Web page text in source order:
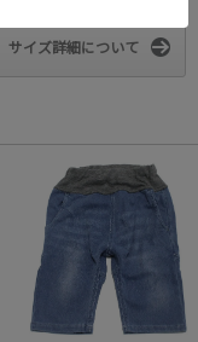
サイズ詳細について